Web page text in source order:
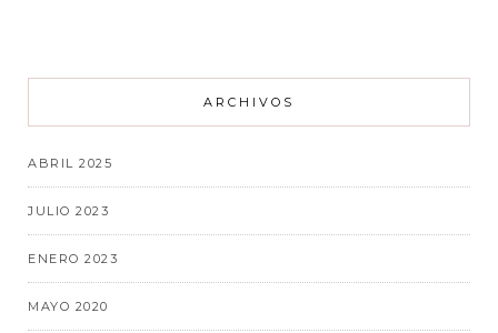
ARCHIVOS
ABRIL 2025
JULIO 2023
ENERO 2023
MAYO 2020